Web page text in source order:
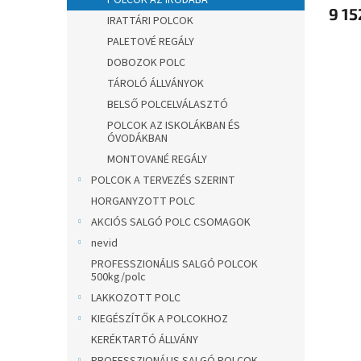
IRATTÁRI POLCOK
PALETOVÉ REGÁLY
DOBOZOK POLC
TÁROLÓ ÁLLVÁNYOK
BELSŐ POLCELVÁLASZTÓ
POLCOK AZ ISKOLÁKBAN ÉS
ÓVODÁKBAN
MONTOVANÉ REGÁLY
POLCOK A TERVEZÉS SZERINT
HORGANYZOTT POLC
AKCIÓS SALGÓ POLC CSOMAGOK
nevid
PROFESSZIONÁLIS SALGÓ POLCOK
500kg/polc
LAKKOZOTT POLC
KIEGÉSZÍTŐK A POLCOKHOZ
KERÉKTARTÓ ÁLLVÁNY
9